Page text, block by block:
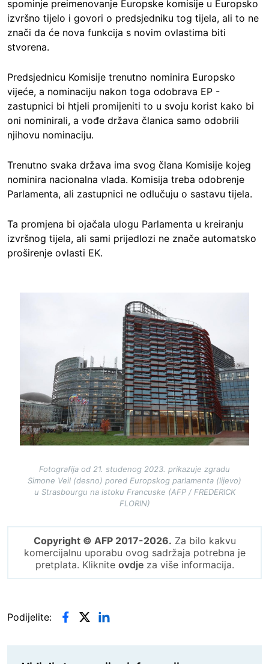
spominje preimenovanje Europske komisije u Europsko
izvršno tijelo i govori o predsjedniku tog tijela, ali to ne
znači da će nova funkcija s novim ovlastima biti
stvorena.
Predsjednicu Komisije trenutno nominira Europsko
vijeće, a nominaciju nakon toga odobrava EP -
zastupnici bi htjeli promijeniti to u svoju korist kako bi
oni nominirali, a vođe država članica samo odobrili
njihovu nominaciju.
Trenutno svaka država ima svog člana Komisije kojeg
nominira nacionalna vlada. Komisija treba odobrenje
Parlamenta, ali zastupnici ne odlučuju o sastavu tijela.
Ta promjena bi ojačala ulogu Parlamenta u kreiranju
izvršnog tijela, ali sami prijedlozi ne znače automatsko
proširenje ovlasti EK.
Fotografija od 21. studenog 2023. prikazuje zgradu
Simone Veil (desno) pored Europskog parlamenta (lijevo)
u Strasbourgu na istoku Francuske (AFP / FREDERICK
FLORIN)
Copyright © AFP 2017-2026. Za bilo kakvu
komercijalnu uporabu ovog sadržaja potrebna je
pretplata. Kliknite ovdjeza više informacija.
Podijelite: